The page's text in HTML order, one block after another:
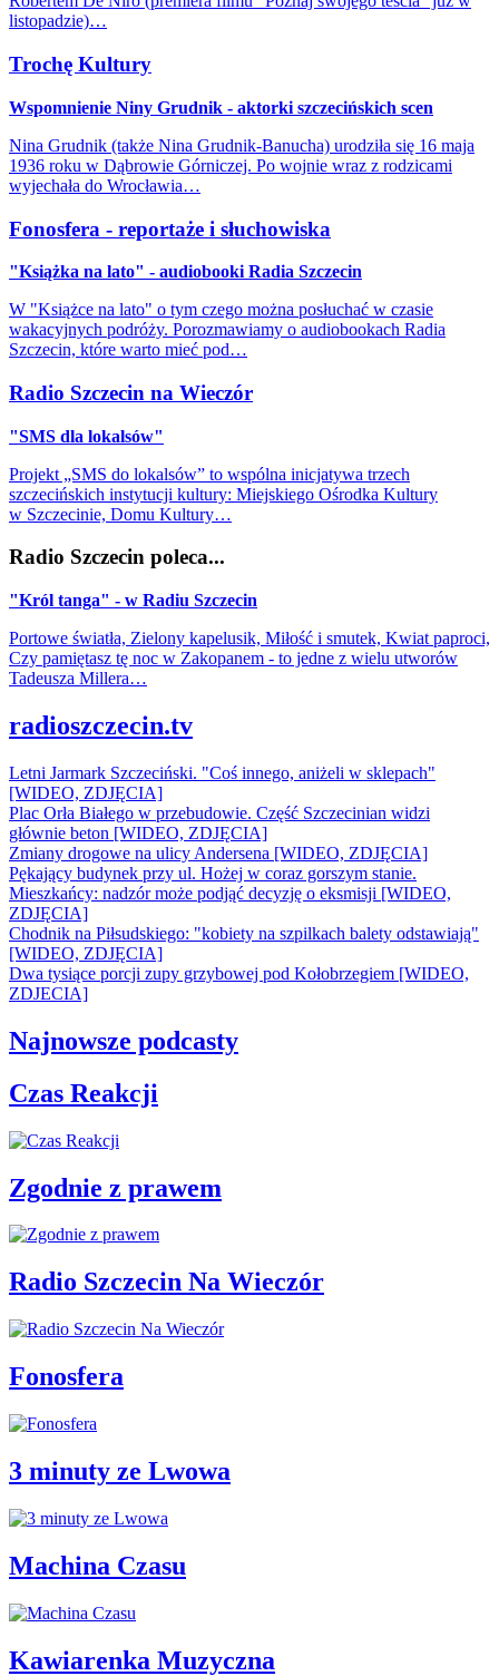
listopadzie)…
Trochę Kultury
Wspomnienie Niny Grudnik - aktorki szczecińskich scen
Nina Grudnik (także Nina Grudnik-Banucha) urodziła się 16 maja
1936 roku w Dąbrowie Górniczej. Po wojnie wraz z rodzicami
wyjechała do Wrocławia…
Fonosfera - reportaże i słuchowiska
"Książka na lato" - audiobooki Radia Szczecin
W "Książce na lato" o tym czego można posłuchać w czasie
wakacyjnych podróży. Porozmawiamy o audiobookach Radia
Szczecin, które warto mieć pod…
Radio Szczecin na Wieczór
"SMS dla lokalsów"
Projekt „SMS do lokalsów” to wspólna inicjatywa trzech
szczecińskich instytucji kultury: Miejskiego Ośrodka Kultury
w Szczecinie, Domu Kultury…
Radio Szczecin poleca...
"Król tanga" - w Radiu Szczecin
Portowe światła, Zielony kapelusik, Miłość i smutek, Kwiat paproci,
Czy pamiętasz tę noc w Zakopanem - to jedne z wielu utworów
Tadeusza Millera…
radioszczecin.tv
Letni Jarmark Szczeciński. "Coś innego, aniżeli w sklepach"
[WIDEO, ZDJĘCIA]
Plac Orła Białego w przebudowie. Część Szczecinian widzi
głównie beton [WIDEO, ZDJĘCIA]
Zmiany drogowe na ulicy Andersena [WIDEO, ZDJĘCIA]
Pękający budynek przy ul. Hożej w coraz gorszym stanie.
Mieszkańcy: nadzór może podjąć decyzję o eksmisji [WIDEO,
ZDJĘCIA]
Chodnik na Piłsudskiego: "kobiety na szpilkach balety odstawiają"
[WIDEO, ZDJĘCIA]
Dwa tysiące porcji zupy grzybowej pod Kołobrzegiem [WIDEO,
ZDJECIA]
Najnowsze podcasty
Czas Reakcji
Zgodnie z prawem
Radio Szczecin Na Wieczór
Fonosfera
3 minuty ze Lwowa
Machina Czasu
Kawiarenka Muzyczna